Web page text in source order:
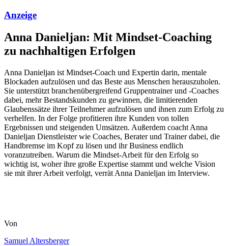
Anzeige
Anna Danieljan: Mit Mindset-Coaching
zu nachhaltigen Erfolgen
Anna Danieljan ist Mindset-Coach und Expertin darin, mentale
Blockaden aufzulösen und das Beste aus Menschen herauszuholen.
Sie unterstützt branchenübergreifend Gruppentrainer und -Coaches
dabei, mehr Bestandskunden zu gewinnen, die limitierenden
Glaubenssätze ihrer Teilnehmer aufzulösen und ihnen zum Erfolg zu
verhelfen. In der Folge profitieren ihre Kunden von tollen
Ergebnissen und steigenden Umsätzen. Außerdem coacht Anna
Danieljan Dienstleister wie Coaches, Berater und Trainer dabei, die
Handbremse im Kopf zu lösen und ihr Business endlich
voranzutreiben. Warum die Mindset-Arbeit für den Erfolg so
wichtig ist, woher ihre große Expertise stammt und welche Vision
sie mit ihrer Arbeit verfolgt, verrät Anna Danieljan im Interview.
Von
Samuel Altersberger